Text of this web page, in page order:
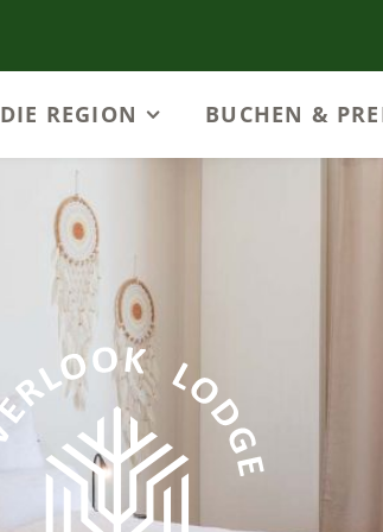
DIE REGION BUCHEN &